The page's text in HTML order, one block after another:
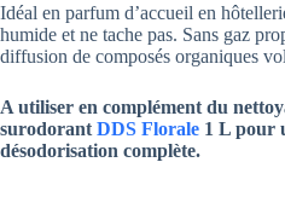
Idéal en parfum d’accueil en
humide et ne tache pas. Sans gaz
diffusion de composés organiques
A utiliser en complément du
surodorant DDS Florale 1 L pour
désodorisation complète.